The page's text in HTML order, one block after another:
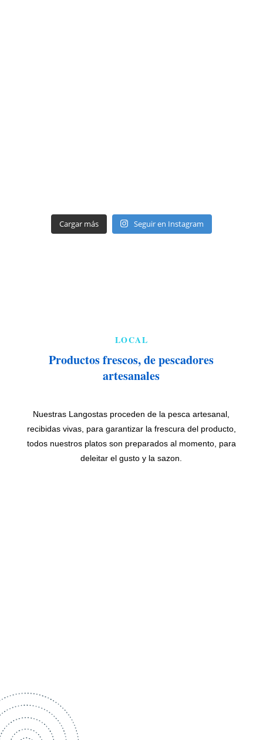
Cargar más Seguir en Instagram
LOCAL
Productos frescos, de pescadores
artesanales
Nuestras Langostas proceden de la pesca artesanal,
recibidas vivas, para garantizar la frescura del producto,
todos nuestros platos son preparados al momento, para
deleitar el gusto y la sazon.